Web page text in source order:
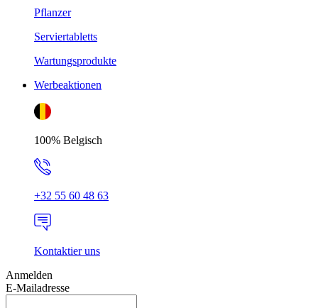
Pflanzer
Serviertabletts
Wartungsprodukte
Werbeaktionen
100% Belgisch
+32 55 60 48 63
Kontaktier uns
Anmelden
E-Mailadresse